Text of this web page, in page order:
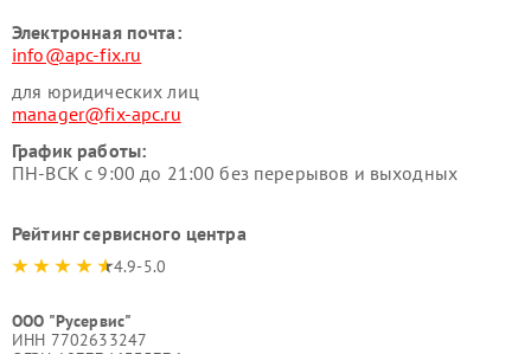
Электронная почта:
info@apc-fix.ru
для юридических лиц
manager@fix-apc.ru
График работы:
ПН-ВСК с 9:00 до 21:00 без перерывов и выходных
Рейтинг сервисного центра
4.9-5.0
ООО "Русервис"
ИНН 7702633247